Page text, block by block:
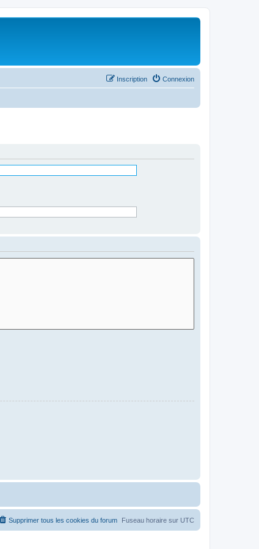
Connexion
Inscription
Fuseau horaire sur UTC
Supprimer tous les cookies du forum